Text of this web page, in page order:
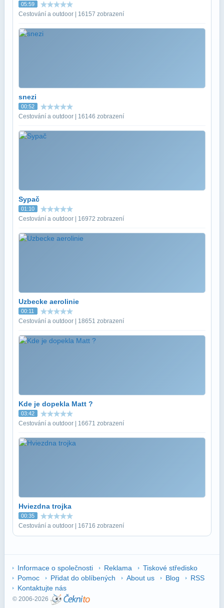
05:59
Cestování a outdoor | 16157 zobrazení
snezi
00:52
Cestování a outdoor | 16146 zobrazení
Sypač
01:10
Cestování a outdoor | 16972 zobrazení
Uzbecke aerolinie
00:11
Cestování a outdoor | 18651 zobrazení
Kde je dopekla Matt ?
03:42
Cestování a outdoor | 16671 zobrazení
Hviezdna trojka
00:35
Cestování a outdoor | 16716 zobrazení
Informace o společnosti Reklama
Tiskové středisko
Pomoc
Přidat do oblíbených About us Blog
RSS
Kontaktujte nás
© 2006-2026